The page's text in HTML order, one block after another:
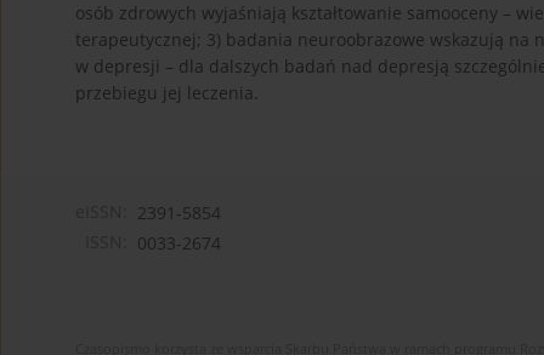
osób zdrowych wyjaśniają kształtowanie samooceny –
terapeutycznej; 3) badania neuroobrazowe wskazują na
w depresji – dla dalszych badań nad depresją
przebiegu jej leczenia.
2391-5854
0033-2674